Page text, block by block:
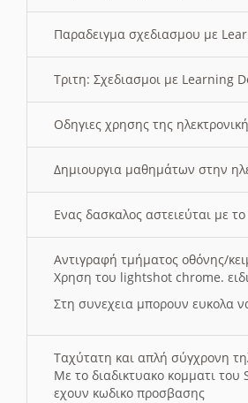
Παραδειγμα σχεδιασμου με
Τριτη: Σχεδιασμοι με Learning
Οδηγιες χρησης της
Δημιουργια μαθημάτων στην
Ενας δασκαλος αστειεύται με
Αντιγραφή τμήματος οθόνης/
Χρηση του lightshot chrome.
Στη συνεχεια μπορουν ευκολα
Ταχύτατη και απλή σύγχρονη
Με το διαδικτυακο κομματι
εχουν κωδικο προσβασης